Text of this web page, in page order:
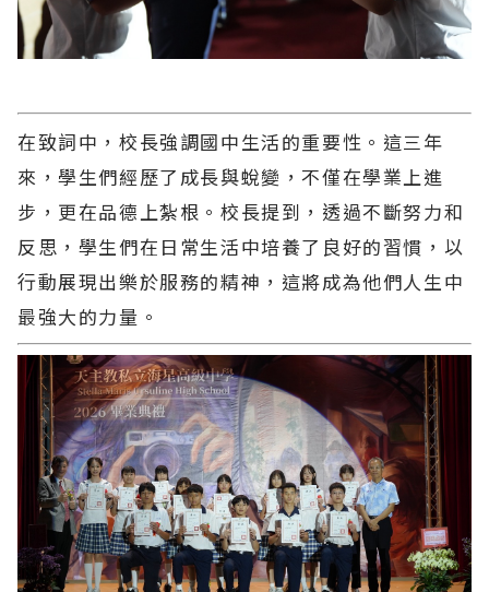
在致詞中，校長強調國中生活的重要性。這三年
來，學生們經歷了成長與蛻變，不僅在學業上進
步，更在品德上紮根。校長提到，透過不斷努力和
反思，學生們在日常生活中培養了良好的習慣，以
行動展現出樂於服務的精神，這將成為他們人生中
最強大的力量。